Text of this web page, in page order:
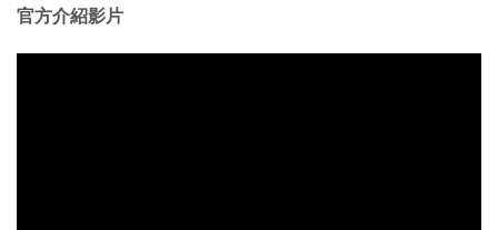
官方介紹影片